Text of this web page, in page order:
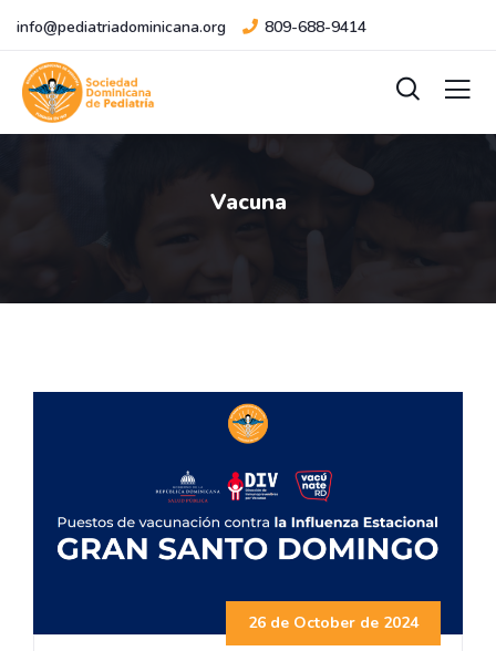
info@pediatriadominicana.org 809-688-9414
Vacuna
26 de October de 2024